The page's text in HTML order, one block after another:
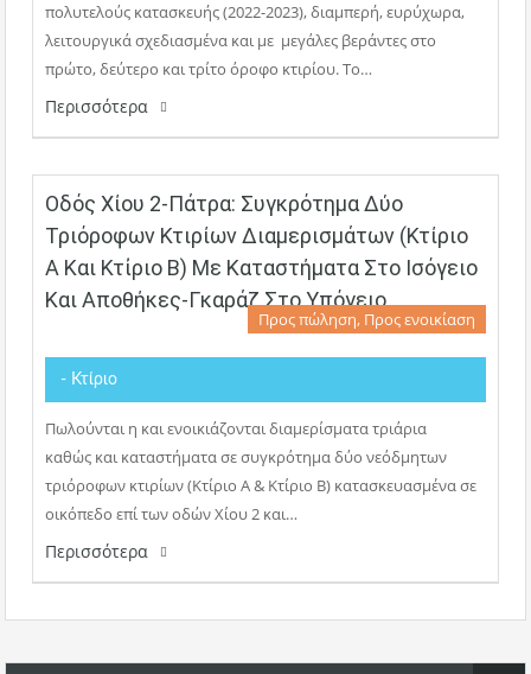
πολυτελούς κατασκευής (2022-2023), διαμπερή, ευρύχωρα,
λειτουργικά σχεδιασμένα και με μεγάλες βεράντες στο
πρώτο, δεύτερο και τρίτο όροφο κτιρίου. Το…
Περισσότερα
Οδός Χίου 2-Πάτρα: Συγκρότημα Δύο
Τριόροφων Κτιρίων Διαμερισμάτων (Κτίριο
Α Και Κτἰριο Β) Με Καταστήματα Στο Ισόγειο
Και Αποθήκες-Γκαράζ Στο Υπόγειο
Προς πώληση, Προς ενοικίαση
- Κτίριο
Πωλούνται η και ενοικιάζονται διαμερίσματα τριάρια
καθώς και καταστήματα σε συγκρότημα δύο νεόδμητων
τριόροφων κτιρίων (Κτίριο Α & Κτίριο Β) κατασκευασμένα σε
οικόπεδο επί των οδών Χίου 2 και…
Περισσότερα